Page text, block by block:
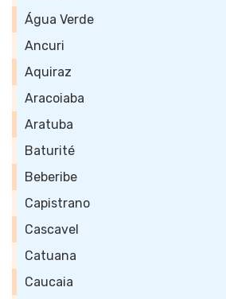
Água Verde
Ancuri
Aquiraz
Aracoiaba
Aratuba
Baturité
Beberibe
Capistrano
Cascavel
Catuana
Caucaia